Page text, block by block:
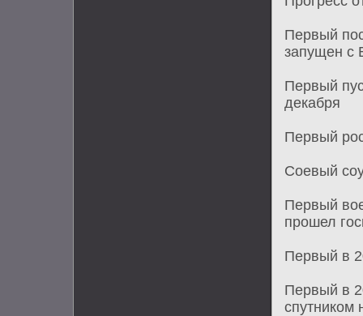
Первый
запущен с
Первый
декабря
Первый
Соевый
Первый
прошел
Первый в
Первый в
спутником